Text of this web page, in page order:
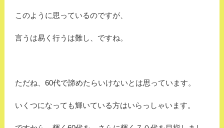
このように思っているのですが、
言うは易く行うは難し、ですね。
ただね、60代で諦めたらいけないとは思っています。
いくつになっても輝いている方はいらっしゃいます。